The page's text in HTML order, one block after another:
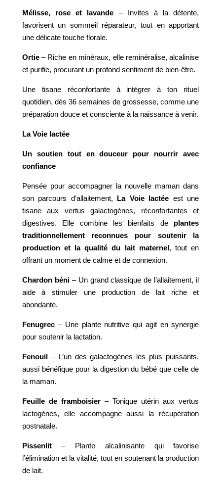
Mélisse, rose et lavande – Invites à la détente,
favorisent un sommeil réparateur, tout en apportant
une délicate touche florale.
Ortie– Riche en minéraux, elle reminéralise, alcalinise
et purifie, procurant un profond sentiment de bien-être.
Une tisane réconfortante à intégrer à ton rituel
quotidien, dès 36 semaines de grossesse, comme une
préparation douce et consciente à la naissance à venir.
La Voie lactée
Un soutien tout en douceur pour nourrir avec
confiance
Pensée pour accompagner la nouvelle maman dans
son parcours d’allaitement, La Voie lactée est une
tisane aux vertus galactogènes, réconfortantes et
digestives. Elle combine les bienfaits de plantes
traditionnellement reconnues pour soutenir la
production et la qualité du lait maternel, tout en
offrant un moment de calme et de connexion.
Chardon béni– Un grand classique de l’allaitement, il
aide à stimuler une production de lait riche et
abondante.
Fenugrec– Une plante nutritive qui agit en synergie
pour soutenir la lactation.
Fenouil– L’un des galactogènes les plus puissants,
aussi bénéfique pour la digestion du bébé que celle de
la maman.
Feuille de framboisier– Tonique utérin aux vertus
lactogènes, elle accompagne aussi la récupération
postnatale.
Pissenlit– Plante alcalinisante qui favorise
l’élimination et la vitalité, tout en soutenant la production
de lait.